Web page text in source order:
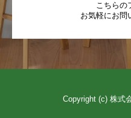
こちらの
お気軽にお問
Copyright (c) 株式